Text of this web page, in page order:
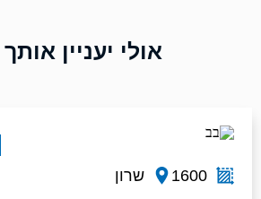
אולי יעניין
1600 שרון